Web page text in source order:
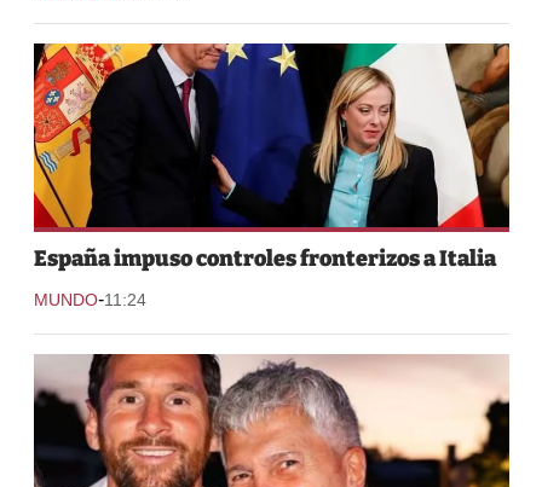
España impuso controles fronterizos a Italia
MUNDO-11:24